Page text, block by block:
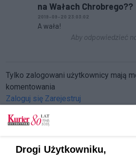
na Wałach Chrobrego??
2019-09-20 23:03:02
A wała!
Aby odpowiedzieć
Tylko zalogowani użytkownicy mają
komentowania
Zaloguj się Zarejestruj
CZYTAJ TAKŻE
Drogi Użytkowniku,